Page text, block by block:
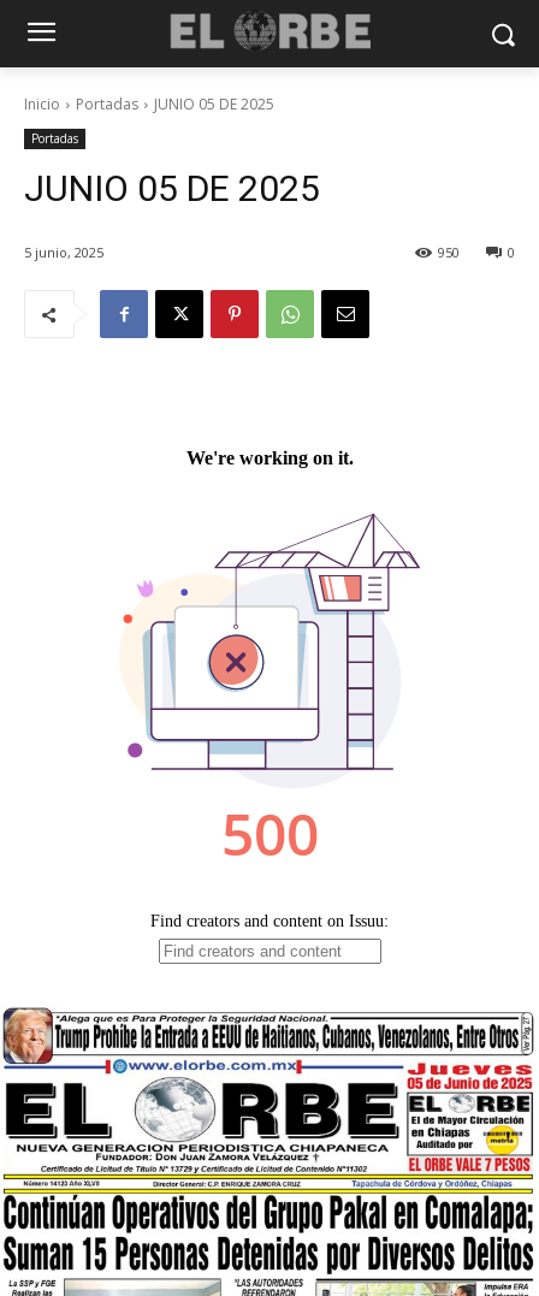
Inicio Portadas JUNIO 05 DE 2025
Portadas
JUNIO 05 DE 2025
5 junio, 2025 0
950